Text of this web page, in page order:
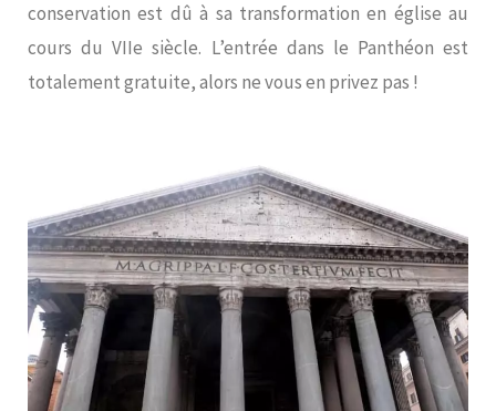
conservation est dû à sa transformation en église au
cours du VIIe siècle. L’entrée dans le Panthéon est
totalement gratuite, alors ne vous en privez pas !